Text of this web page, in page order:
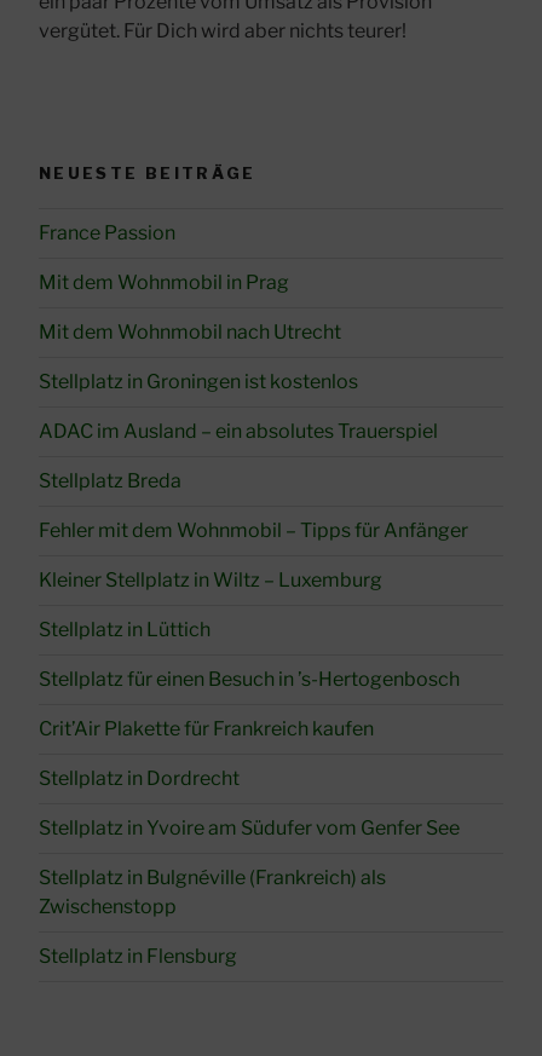
vergütet. Für Dich wird aber nichts teurer!
NEUESTE BEITRÄGE
France Passion
Mit dem Wohnmobil in Prag
Mit dem Wohnmobil nach Utrecht
Stellplatz in Groningen ist kostenlos
ADAC im Ausland – ein absolutes Trauerspiel
Stellplatz Breda
Fehler mit dem Wohnmobil – Tipps für Anfänger
Kleiner Stellplatz in Wiltz – Luxemburg
Stellplatz in Lüttich
Stellplatz für einen Besuch in ’s-Hertogenbosch
Crit’Air Plakette für Frankreich kaufen
Stellplatz in Dordrecht
Stellplatz in Yvoire am Südufer vom Genfer See
Stellplatz in Bulgnéville (Frankreich) als
Zwischenstopp
Stellplatz in Flensburg